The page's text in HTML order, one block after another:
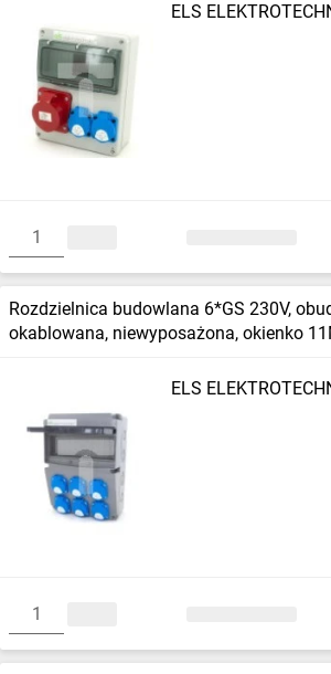
ELS
Rozdzielnica budowlana 6*GS 230V,
okablowana, niewyposażona, okienko
ELS